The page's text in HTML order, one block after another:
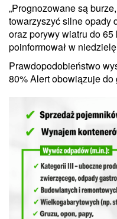
„Prognozowane są
towarzyszyć silne opady
oraz porywy wiatru do 65
poinformował w
Prawdopodobieństwo
80% Alert obowiązuje do